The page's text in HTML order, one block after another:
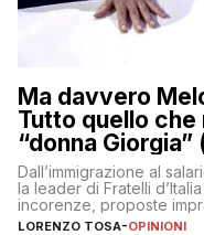
Ma davvero
Tutto quello che
“donna
Dall’immigrazione al
la leader di Fratelli
incorenze, proposte
nessuno – a destra
LORENZO TOSA-OPINIONI